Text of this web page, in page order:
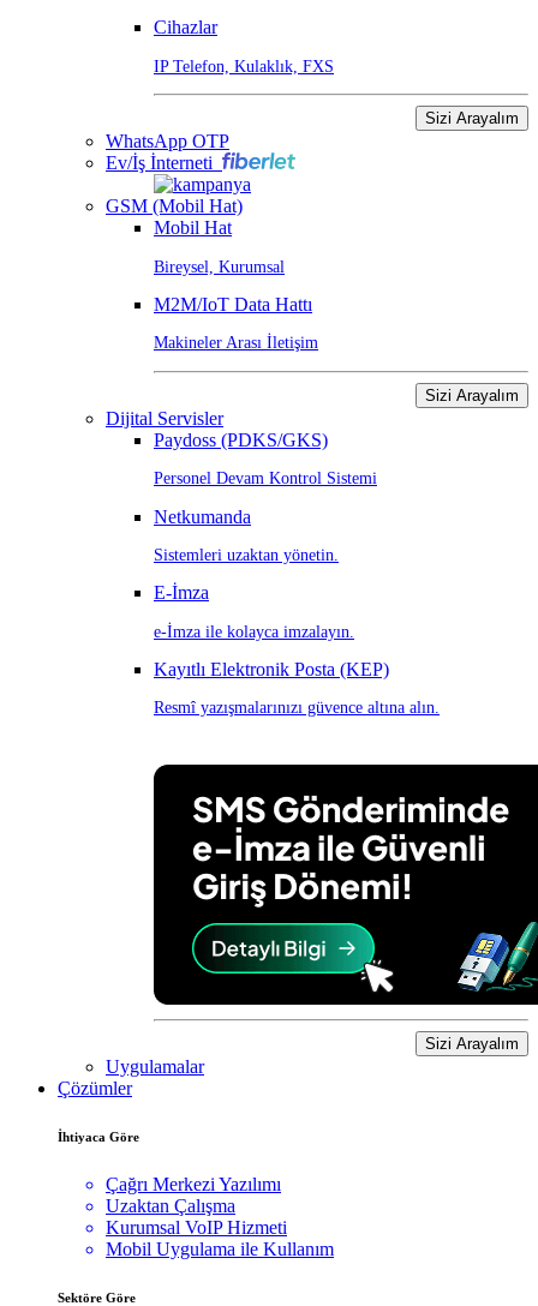
Cihazlar
IP Telefon, Kulaklık, FXS
Sizi Arayalım
WhatsApp OTP
Ev/İş İnterneti
GSM (Mobil Hat)
Mobil Hat
Bireysel, Kurumsal
M2M/IoT Data Hattı
Makineler Arası İletişim
Sizi Arayalım
Dijital Servisler
Paydoss (PDKS/GKS)
Personel Devam Kontrol Sistemi
Netkumanda
Sistemleri uzaktan yönetin.
E-İmza
e-İmza ile kolayca imzalayın.
Kayıtlı Elektronik Posta (KEP)
Resmî yazışmalarınızı güvence altına alın.
Sizi Arayalım
Uygulamalar
Çözümler
İhtiyaca Göre
Çağrı Merkezi Yazılımı
Uzaktan Çalışma
Kurumsal VoIP Hizmeti
Mobil Uygulama ile Kullanım
Sektöre Göre